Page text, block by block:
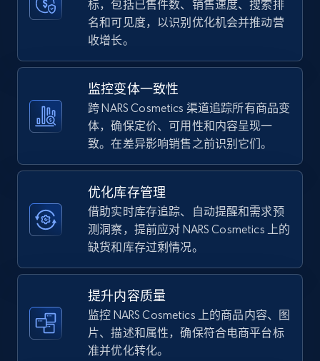
TikTok Shop
URL, Title, Available, Description, Currency, Initial
price, Final price, Discount percent, and more.
5.4K+ 667+
TikTok Shop - category
URL, Title, Available, Description, Currency, Initial
price, Final price, Discount percent, and more.
667+
TikTok Shop - Collect TikTok shop products
by keywords search
URL, Title, Available, Description, Currency, Initial
标，包括已售件数、销售速度、搜索排
名和可见度，以识别优化机会并推动营
收增长。
监控变体一致性
跨 NARS Cosmetics 渠道追踪所有商品变
体，确保定价、可用性和内容呈现一
致。在差异影响销售之前识别它们。
优化库存管理
借助实时库存追踪、自动提醒和需求预
测洞察，提前应对 NARS Cosmetics 上的
缺货和库存过剩情况。
提升内容质量
监控 NARS Cosmetics 上的商品内容、图
片、描述和属性，确保符合电商平台标
准并优化转化。